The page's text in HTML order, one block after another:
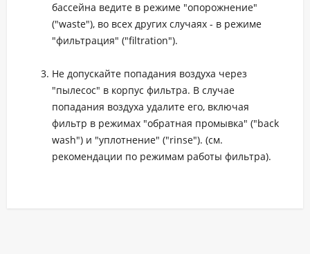
бассейна ведите в режиме "опорожнение"
("waste"), во всех других случаях - в режиме
"фильтрация" ("filtration").
Не допускайте попадания воздуха через
"пылесос" в корпус фильтра. В случае
попадания воздуха удалите его, включая
фильтр в режимах "обратная промывка" ("back
wash") и "уплотнение" ("rinse"). (см.
рекомендации по режимам работы фильтра).